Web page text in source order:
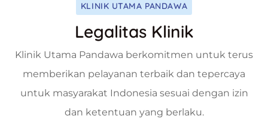
KLINIK UTAMA PANDAWA
Legalitas Klinik
Klinik Utama Pandawa berkomitmen untuk terus
memberikan pelayanan terbaik dan tepercaya
untuk masyarakat Indonesia sesuai dengan izin
dan ketentuan yang berlaku.